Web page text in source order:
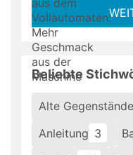
Beliebte
Alte
Anleitung 3